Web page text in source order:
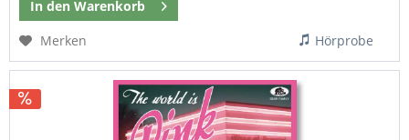
In den Warenkorb
Merken
Hörprobe